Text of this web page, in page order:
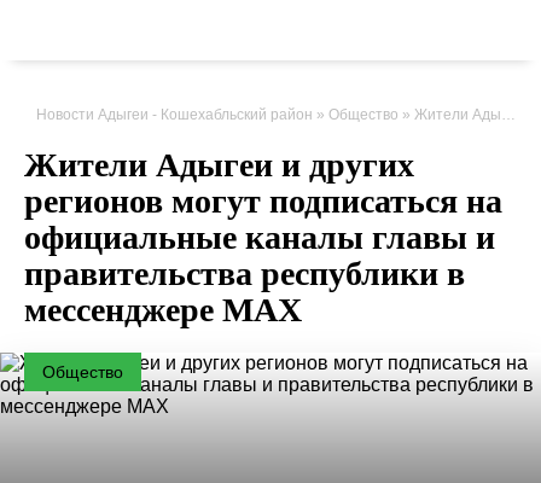
Новости Адыгеи - Кошехабльский район » Общество » Жители Адыгеи и других регионов могут подписаться на официальные каналы главы и правительства республики в мессенджере МАХ
Жители Адыгеи и других
регионов могут подписаться на
официальные каналы главы и
правительства республики в
мессенджере МАХ
Общество